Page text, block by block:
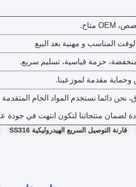
نحن دائما نستخدم المواد الخام
لضمان منتجاتنا لتكون انتهت في جودة
قارنة التوصيل السريع الهيدروليكية SS316